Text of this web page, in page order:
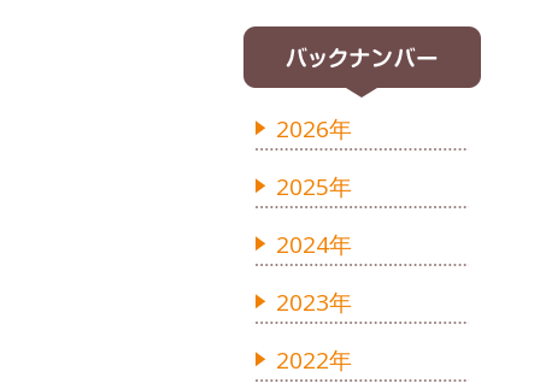
2026年
2025年
2024年
2023年
2022年